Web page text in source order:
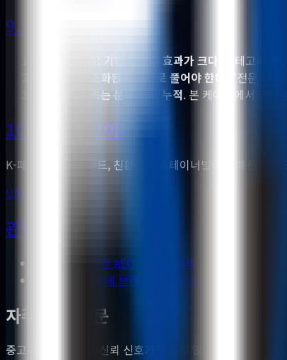
9. 배운 점
상황·시나리오 기반 질문이 효과가 크다
. 카테고리
차별점을 구조화된 콘텐츠로 풀어야 한다
. "전문 검
글로벌 콘텐츠는 분기 단위 누적. 본 케이스에서 영어
10. 같은 산업이라면
K-패션 글로벌 브랜드, 친환경·서스테이너빌리티 패션 브
URL 진단 받기 →
관련 페이지
이커머스를 위한 AEO/GEO 최적화
ChatGPT 답변에 브랜드가 언급되게 하는 방법
자주 묻는 질문
중고·재판매 시장은 신뢰 신호가 약하지 않나요?